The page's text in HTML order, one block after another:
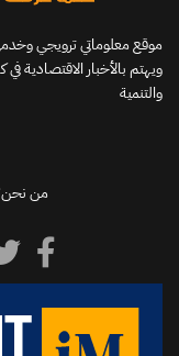
ويهتم بالأخبار الاقتصادية
والتنمية
من